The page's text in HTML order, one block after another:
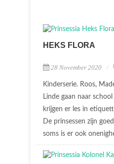
HEKS FLORA
28 November 2020
Kinderserie. Roos,
Linde gaan naar school
krijgen er les in
De prinsessen zijn
soms is er ook